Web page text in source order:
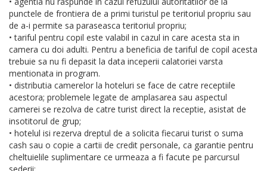
punctele de frontiera de a primi turistul pe teritoriul propriu sau
de a-i permite sa paraseasca teritoriul propriu;
• tariful pentru copil este valabil in cazul in care acesta sta in
camera cu doi adulti. Pentru a beneficia de tariful de copil acesta
trebuie sa nu fi depasit la data inceperii calatoriei varsta
mentionata in program.
• distributia camerelor la hoteluri se face de catre receptiile
acestora; problemele legate de amplasarea sau aspectul
camerei se rezolva de catre turist direct la receptie, asistat de
insotitorul de grup;
• hotelul isi rezerva dreptul de a solicita fiecarui turist o suma
cash sau o copie a cartii de credit personale, ca garantie pentru
cheltuielile suplimentare ce urmeaza a fi facute pe parcursul